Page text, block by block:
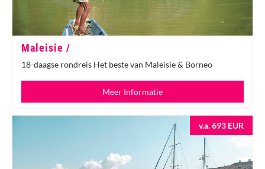
Maleisie /
18-daagse rondreis Het beste van Maleisie & Borneo
Meer Informatie
v.a. 693 EUR